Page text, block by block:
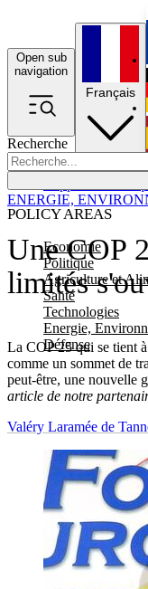
Open sub
navigation
Recherche
POLICY AREAS
Economie
Politique
Agriculture et
Santé
Technologies
Energie,
Défense
Français
Une COP
limités
La COP 25 qui se tient
comme un sommet de
peut-être, une nouvelle
article de notre
ENERGIE,
Valéry Laramée de